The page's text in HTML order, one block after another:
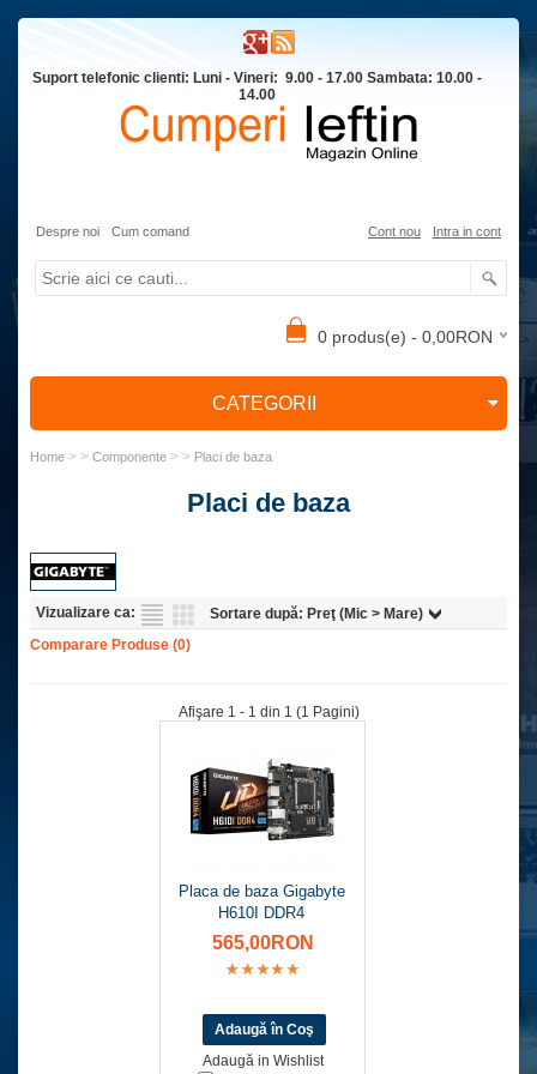
Suport telefonic clienti: Luni - Vineri: 9.00 - 17.00 Sambata: 10.00 -
14.00
Despre noi Cum comand Cont nou Intra in cont
0 produs(e) - 0,00RON
CATEGORII
Home > > Componente > > Placi de baza
Placi de baza
Vizualizare ca: Sortare după: Preţ (Mic > Mare)
Comparare Produse (0)
Afişare 1 - 1 din 1 (1 Pagini)
Placa de baza Gigabyte
H610I DDR4
565,00RON
Adaugă in Wishlist